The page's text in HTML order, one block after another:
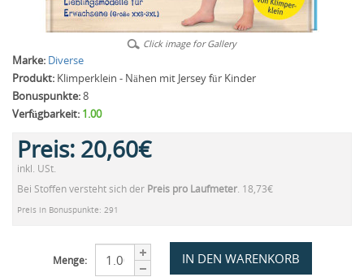
Click image for Gallery
Marke: Diverse
Produkt: Klimperklein - Nähen mit Jersey für Kinder
Bonuspunkte:8
Verfügbarkeit: 1.00
Preis: 20,60€
inkl. USt.
Bei Stoffen versteht sich der Preis pro Laufmeter. 18,73€
Preis in Bonuspunkte: 291
Menge: